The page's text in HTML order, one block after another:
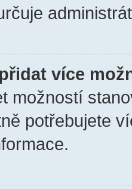
více
možností
potřebujete